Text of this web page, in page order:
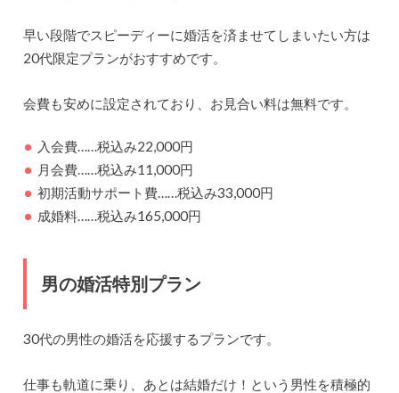
早い段階でスピーディーに婚活を済ませてしまいたい方は
20代限定プランがおすすめです。
会費も安めに設定されており、お見合い料は無料です。
入会費……税込み22,000円
月会費……税込み11,000円
初期活動サポート費……税込み33,000円
成婚料……税込み165,000円
男の婚活特別プラン
30代の男性の婚活を応援するプランです。
仕事も軌道に乗り、あとは結婚だけ！という男性を積極的